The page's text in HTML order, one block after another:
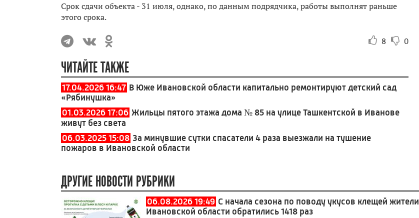
Срок сдачи объекта - 31 июля, однако, по данным подрядчика, работы выполнят раньше
этого срока.
8 0
ЧИТАЙТЕ ТАКЖЕ
17.04.2026 16:47 В Юже Ивановской области капитально ремонтируют детский сад
«Рябинушка»
01.03.2026 17:06 Жильцы пятого этажа дома № 85 на улице Ташкентской в Иванове
живут без света
06.03.2025 15:08 За минувшие сутки спасатели 4 раза выезжали на тушение
пожаров в Ивановской области
ДРУГИЕ НОВОСТИ РУБРИКИ
06.08.2026 19:49 С начала сезона по поводу укусов клещей жители
Ивановской области обратились 1418 раз